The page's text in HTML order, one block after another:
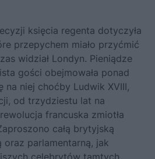
księcia regenta dotyczyła
przepychem miało przyćmić
widział Londyn. Pieniądze
gości obejmowała ponad
na niej choćby Ludwik XVIII,
od trzydziestu lat na
francuska zmiotła
całą brytyjską
parlamentarną, jak